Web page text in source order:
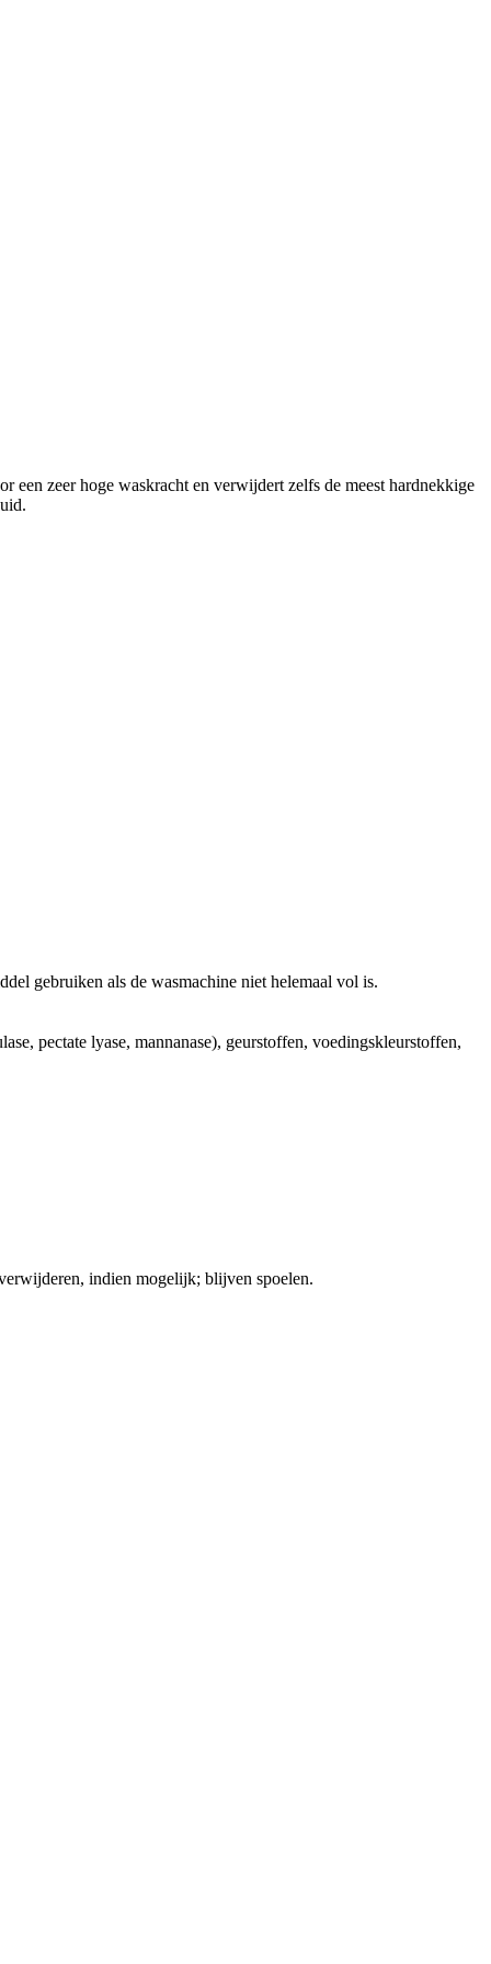
zeer hoge waskracht en verwijdert zelfs de meest hardnekkige
gebruiken als de wasmachine niet helemaal vol is.
pectate lyase, mannanase), geurstoffen, voedingskleurstoffen,
indien mogelijk; blijven spoelen.